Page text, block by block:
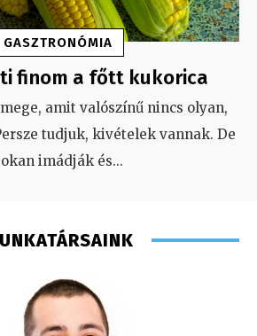
GASZTRONÓMIA
finom a főtt kukorica
amit valószínű nincs olyan,
tudjuk, kivételek vannak. De
imádják és...